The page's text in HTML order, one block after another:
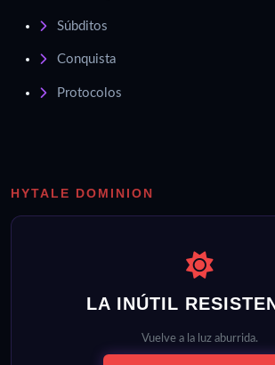
Súbditos
Conquista
Protocolos
HYTALE DOMINION
LA INÚTIL
Vuelve a la luz aburrida.